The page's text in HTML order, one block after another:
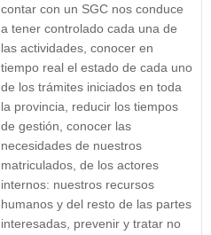
contar con un SGC nos conduce
a tener controlado cada una de
las actividades, conocer en
tiempo real el estado de cada uno
de los trámites iniciados en toda
la provincia, reducir los tiempos
de gestión, conocer las
necesidades de nuestros
matriculados, de los actores
internos: nuestros recursos
humanos y del resto de las partes
interesadas, prevenir y tratar no